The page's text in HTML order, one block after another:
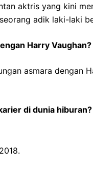
aktris yang kini
adik laki-laki
Harry Vaughan?
asmara dengan
di dunia hiburan?